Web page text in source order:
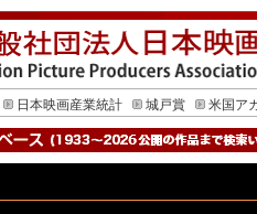
日本映画産業統計 城戸賞 米国ア